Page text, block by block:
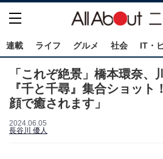
連載 ライフ グルメ 社会 IT・
「これぞ絶景」橋本環奈、
『千と千尋』集合ショット
顔で癒されます」
2024.06.05
長谷川 優人